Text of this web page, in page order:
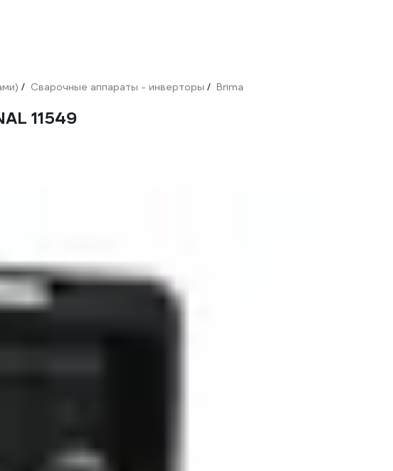
/ Сварочные аппараты - инверторы / Brima
11549